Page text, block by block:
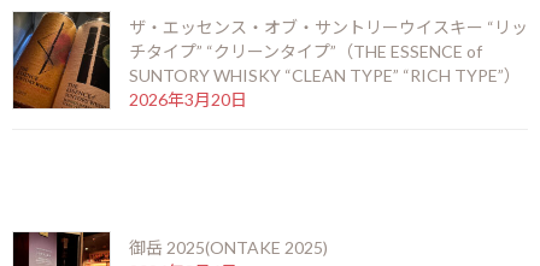
2014年7月20日
最
終
更
新
2014年7月20日 kamei
トマトを使った定番パスタですが、飽きのこない味わいで人気メ
ザ・エッセンス・オブ・サントリーウイスキー “リッ
チタイプ” “クリーンタイプ”（THE ESSENCE of
SUNTORY WHISKY “CLEAN TYPE” “RICH TYPE”）
2026年3月20日
御岳 2025(ONTAKE 2025)